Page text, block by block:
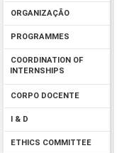
ORGANIZAÇÃO
PROGRAMMES
COORDINATION OF
INTERNSHIPS
CORPO DOCENTE
I & D
ETHICS COMMITTEE